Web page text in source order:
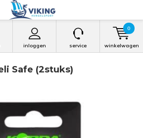
inloggen service winkelwagen
0
Safe (2stuks)